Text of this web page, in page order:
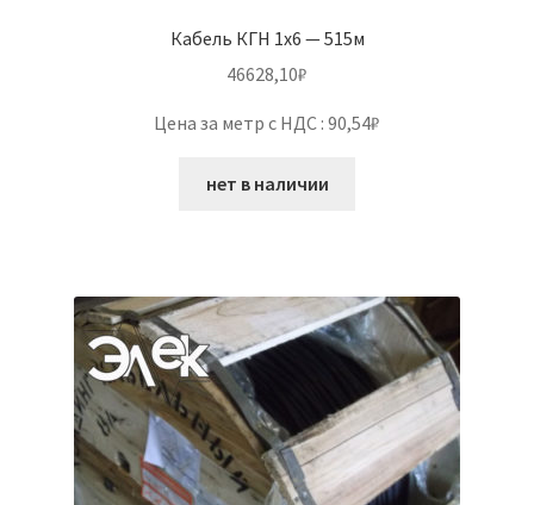
Кабель КГН 1х6 — 515м
46628,10₽
Цена за метр с НДС : 90,54₽
нет в наличии